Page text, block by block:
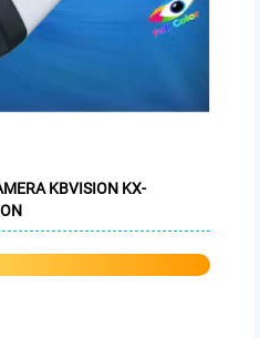
KBVISION KX-